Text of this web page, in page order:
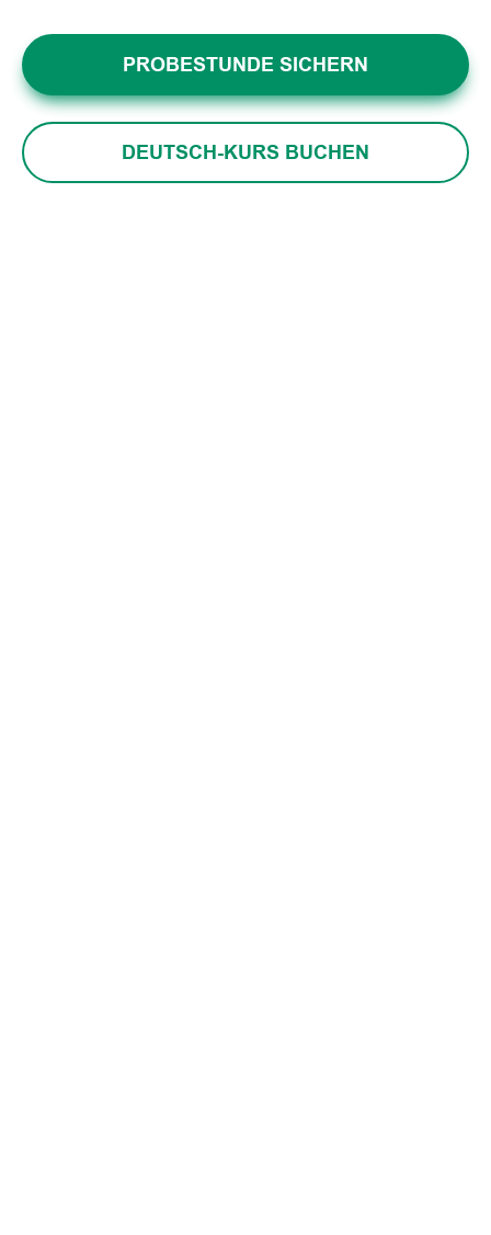
PROBESTUNDE SICHERN
DEUTSCH-KURS BUCHEN